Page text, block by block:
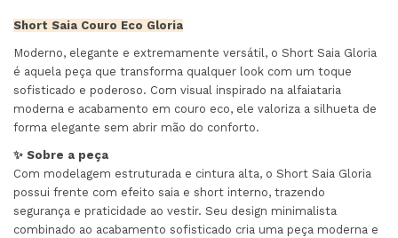
Short Saia Couro Eco Gloria
Moderno, elegante e extremamente versátil, o Short Saia Gloria
é aquela peça que transforma qualquer look com um toque
sofisticado e poderoso. Com visual inspirado na alfaiataria
moderna e acabamento em couro eco, ele valoriza a silhueta de
forma elegante sem abrir mão do conforto.
✨ Sobre a peça
Com modelagem estruturada e cintura alta, o Short Saia Gloria
possui frente com efeito saia e short interno, trazendo
segurança e praticidade ao vestir. Seu design minimalista
combinado ao acabamento sofisticado cria uma peça moderna e